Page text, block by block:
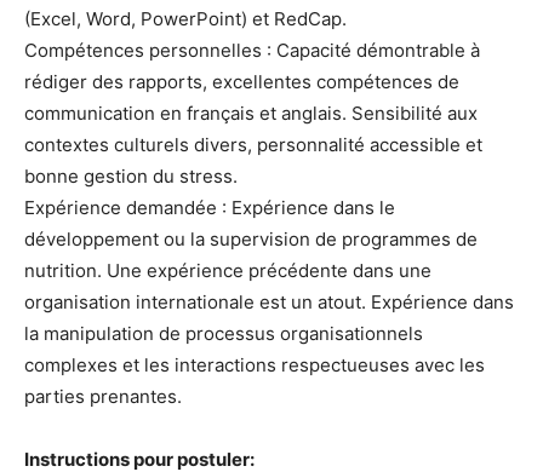
(Excel, Word, PowerPoint) et RedCap.
Compétences personnelles : Capacité démontrable à
rédiger des rapports, excellentes compétences de
communication en français et anglais. Sensibilité aux
contextes culturels divers, personnalité accessible et
bonne gestion du stress.
Expérience demandée : Expérience dans le
développement ou la supervision de programmes de
nutrition. Une expérience précédente dans une
organisation internationale est un atout. Expérience dans
la manipulation de processus organisationnels
complexes et les interactions respectueuses avec les
parties prenantes.
Instructions pour postuler: